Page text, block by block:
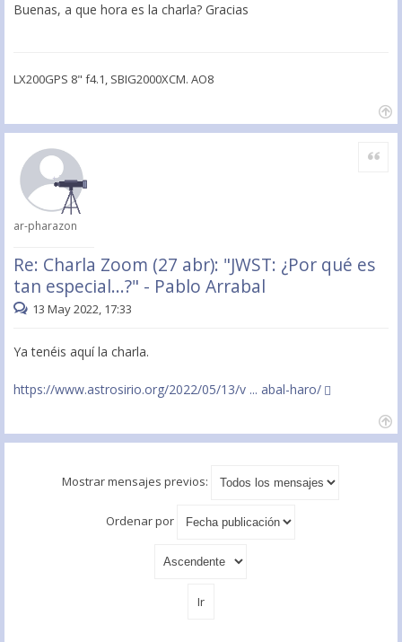
Buenas, a que hora es la charla? Gracias
LX200GPS 8" f4.1, SBIG2000XCM. AO8
ar-pharazon
Re: Charla Zoom (27 abr): "JWST: ¿Por qué es
tan especial...?" - Pablo Arrabal
Citar
13 May 2022, 17:33
Ya tenéis aquí la charla.
https://www.astrosirio.org/2022/05/13/v ... abal-haro/
Mostrar mensajes previos:
Ordenar por